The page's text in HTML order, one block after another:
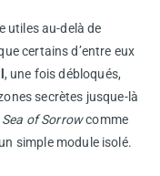
utiles au-delà de
certains d’entre eux
, une fois débloqués,
secrètes jusque-là
Sea of Sorrowcomme
simple module isolé.